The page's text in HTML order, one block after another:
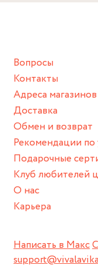
Снимайте ваше
спортивный
Храните изделие
Для надежного
нашей фирменной
Пожалуйста,
пока не носите
Написать в Макс
Вопросы
Контакты
Адреса магазинов
Доставка
Обмен и возврат
Рекомендации по
Подарочные
Клуб любителей
О нас
Карьера